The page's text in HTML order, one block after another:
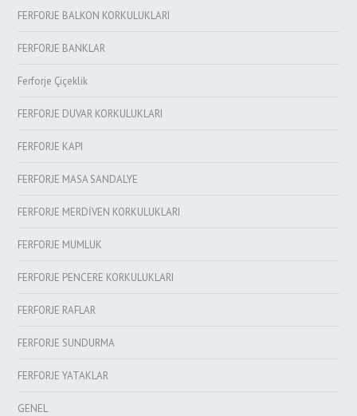
FERFORJE BALKON KORKULUKLARI
FERFORJE BANKLAR
Ferforje Çiçeklik
FERFORJE DUVAR KORKULUKLARI
FERFORJE KAPI
FERFORJE MASA SANDALYE
FERFORJE MERDİVEN KORKULUKLARI
FERFORJE MUMLUK
FERFORJE PENCERE KORKULUKLARI
FERFORJE RAFLAR
FERFORJE SUNDURMA
FERFORJE YATAKLAR
GENEL